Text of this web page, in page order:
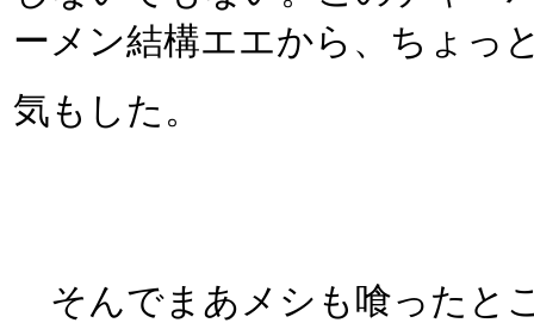
ーメン結構エエから、ちょっ
気もした。
そんでまあメシも喰ったと